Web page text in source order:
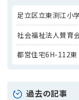
足立区立東渕江小
社会福祉法人賛育
都営住宅6H-112
過去の記事